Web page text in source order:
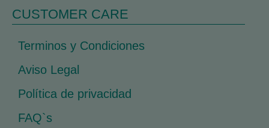
CUSTOMER CARE
Terminos y Condiciones
Aviso Legal
Política de privacidad
FAQ`s